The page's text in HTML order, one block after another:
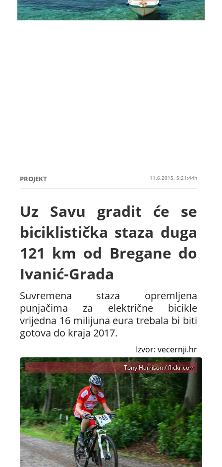
PROJEKT 11.6.2015. 5:21:44h
Uz Savu gradit će se
biciklistička staza duga
121 km od Bregane do
Ivanić-Grada
Suvremena staza opremljena
punjačima za električne bicikle
vrijedna 16 milijuna eura trebala bi biti
gotova do kraja 2017.
Izvor: vecernji.hr
Tony Harrison / flickr.com